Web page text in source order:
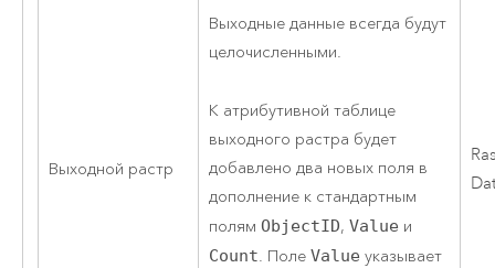
Выходной растр
Выходные данные всегда будут
целочисленными.
К атрибутивной таблице
выходного растра будет
добавлено два новых поля в
дополнение к стандартным
полям ObjectID, Value и
Count. Поле Value указывает